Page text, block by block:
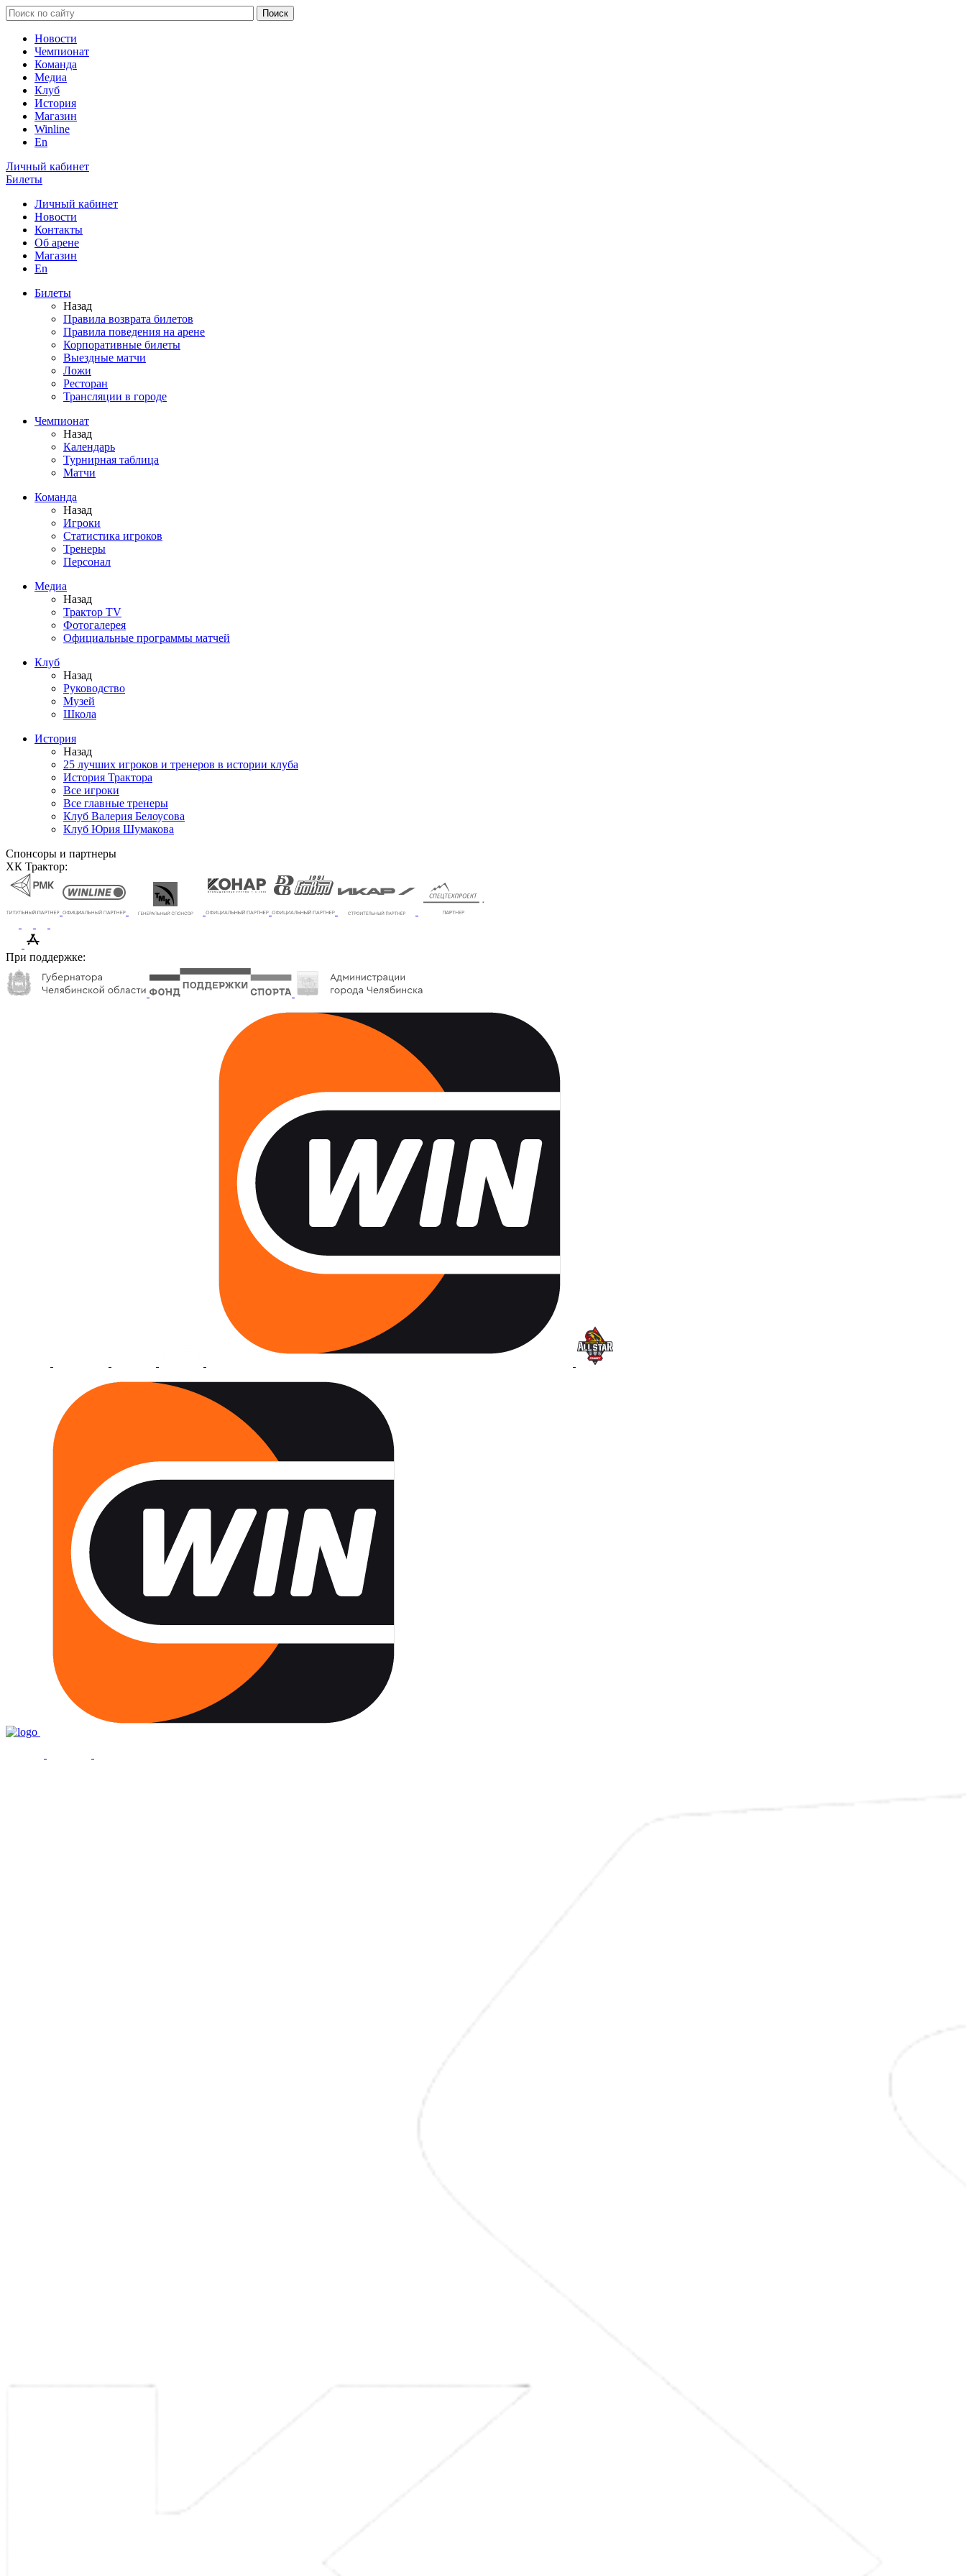
Новости
Чемпионат
Команда
Медиа
Клуб
История
Магазин
Winline
En
Личный кабинет
Билеты
Личный кабинет
Новости
Контакты
Об арене
Магазин
En
Билеты
Назад
Правила возврата билетов
Правила поведения на арене
Корпоративные билеты
Выездные матчи
Ложи
Ресторан
Трансляции в городе
Чемпионат
Назад
Календарь
Турнирная таблица
Матчи
Команда
Назад
Игроки
Статистика игроков
Тренеры
Персонал
Медиа
Назад
Трактор TV
Фотогалерея
Официальные программы матчей
Клуб
Назад
Руководство
Музей
Школа
История
Назад
25 лучших игроков и тренеров в истории клуба
История Трактора
Все игроки
Все главные тренеры
Клуб Валерия Белоусова
Клуб Юрия Шумакова
Спонсоры и партнеры
ХК Трактор:
При поддержке: